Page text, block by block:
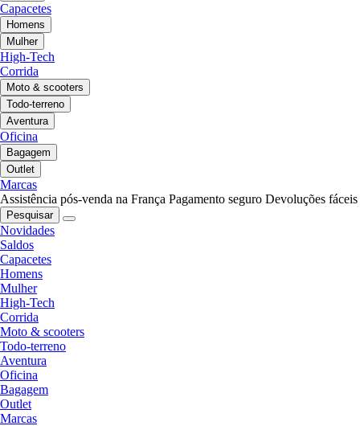
Capacetes
Homens
Mulher
High-Tech
Corrida
Moto & scooters
Todo-terreno
Aventura
Oficina
Bagagem
Outlet
Marcas
Assistência pós-venda na França Pagamento seguro Devoluções fáceis
Pesquisar
Novidades
Saldos
Capacetes
Homens
Mulher
High-Tech
Corrida
Moto & scooters
Todo-terreno
Aventura
Oficina
Bagagem
Outlet
Marcas